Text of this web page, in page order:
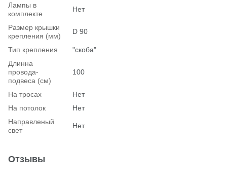
Лампы в
комплекте
Нет
Размер крышки
крепления (мм)
D 90
Тип крепления
"скоба"
Длинна
провода-
подвеса (см)
100
На тросах
Нет
На потолок
Нет
Hаправленый
свет
Нет
Отзывы